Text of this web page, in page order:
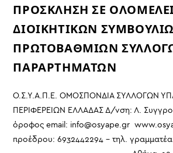
ΠΡΟΣΚΛΗΣΗ ΣΕ
ΔΙΟΙΚΗΤΙΚΩΝ
ΠΡΩΤΟΒΑΘΜΙΩΝ
ΠΑΡΑΡΤΗΜΑΤΩΝ
Ο.Σ.Υ.Α.Π.Ε. ΟΜΟΣΠΟΝΔΙΑ ΣΥΛΛΟΓΩΝ
ΠΕΡΙΦΕΡΕΙΩΝ ΕΛΛΑΔΑΣ Δ/νση: Λ.
όροφος email: info@osyape.gr
προέδρου: 6932442294 – τηλ.